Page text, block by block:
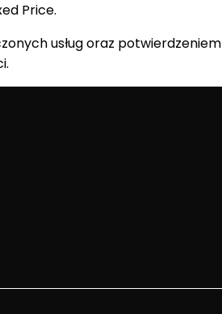
Price.
usług oraz potwierdzeniem